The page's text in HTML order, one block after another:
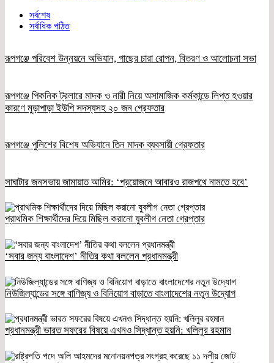
সর্বশেষ
সর্বাধিক পঠিত
রূপগঞ্জে পরিবেশ উন্নয়নে অভিযান, গাছের চারা রোপন, বিতরণ ও আলোচনা সভা
রূপগঞ্জে পিকনিক ট্রলারে মাদক ও নারী নিয়ে অসামাজিক কর্মকান্ডে লিপ্ত হওয়ার
কারণে মুড়াপাড়া ইউপি সদস্যসহ ২০ জন গ্রেফতার
রূপগঞ্জে পুলিশের বিশেষ অভিযানে তিন মাদক ব্যবসায়ী গ্রেফতার
সাঘাটার জনসভায় জামায়াত আমির: ‘প্রয়োজনে আবারও রাজপথে নামতে হবে’
প্রাথমিক শিক্ষার্থীদের দিয়ে মিছিল করানো যুবলীগ নেতা গ্রেপ্তার
‘সবার জন্য বাংলাদেশ’ নীতির কথা বললেন প্রধানমন্ত্রী
নিউজিল্যান্ডের সঙ্গে বাণিজ্য ও বিনিয়োগ বাড়াতে বাংলাদেশের নতুন উদ্যোগ
প্রধানমন্ত্রী ভারত সফরের বিষয়ে এখনও সিদ্ধান্ত হয়নি: খলিলুর রহমান